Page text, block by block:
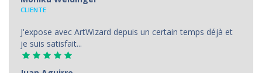
CLIENTE
J'expose avec ArtWizard depuis un certain temps déjà et
je suis satisfait...